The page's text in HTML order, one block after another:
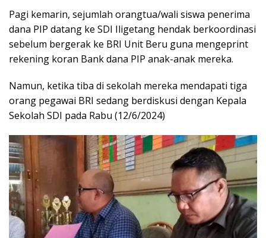
Pagi kemarin, sejumlah orangtua/wali siswa penerima
dana PIP datang ke SDI Iligetang hendak berkoordinasi
sebelum bergerak ke BRI Unit Beru guna mengeprint
rekening koran Bank dana PIP anak-anak mereka.
Namun, ketika tiba di sekolah mereka mendapati tiga
orang pegawai BRI sedang berdiskusi dengan Kepala
Sekolah SDI pada Rabu (12/6/2024)